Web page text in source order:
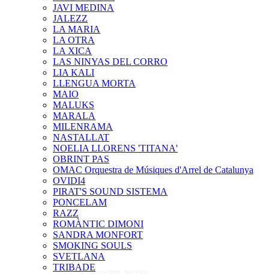
JAVI MEDINA
JALEZZ
LA MARIA
LA OTRA
LA XICA
LAS NINYAS DEL CORRO
LIA KALI
LLENGUA MORTA
MAIO
MALUKS
MARALA
MILENRAMA
NASTALLAT
NOELIA LLORENS 'TITANA'
OBRINT PAS
OMAC Orquestra de Músiques d'Arrel de Catalunya
OVIDI4
PIRAT'S SOUND SISTEMA
PONCELAM
RAZZ
ROMÀNTIC DIMONI
SANDRA MONFORT
SMOKING SOULS
SVETLANA
TRIBADE